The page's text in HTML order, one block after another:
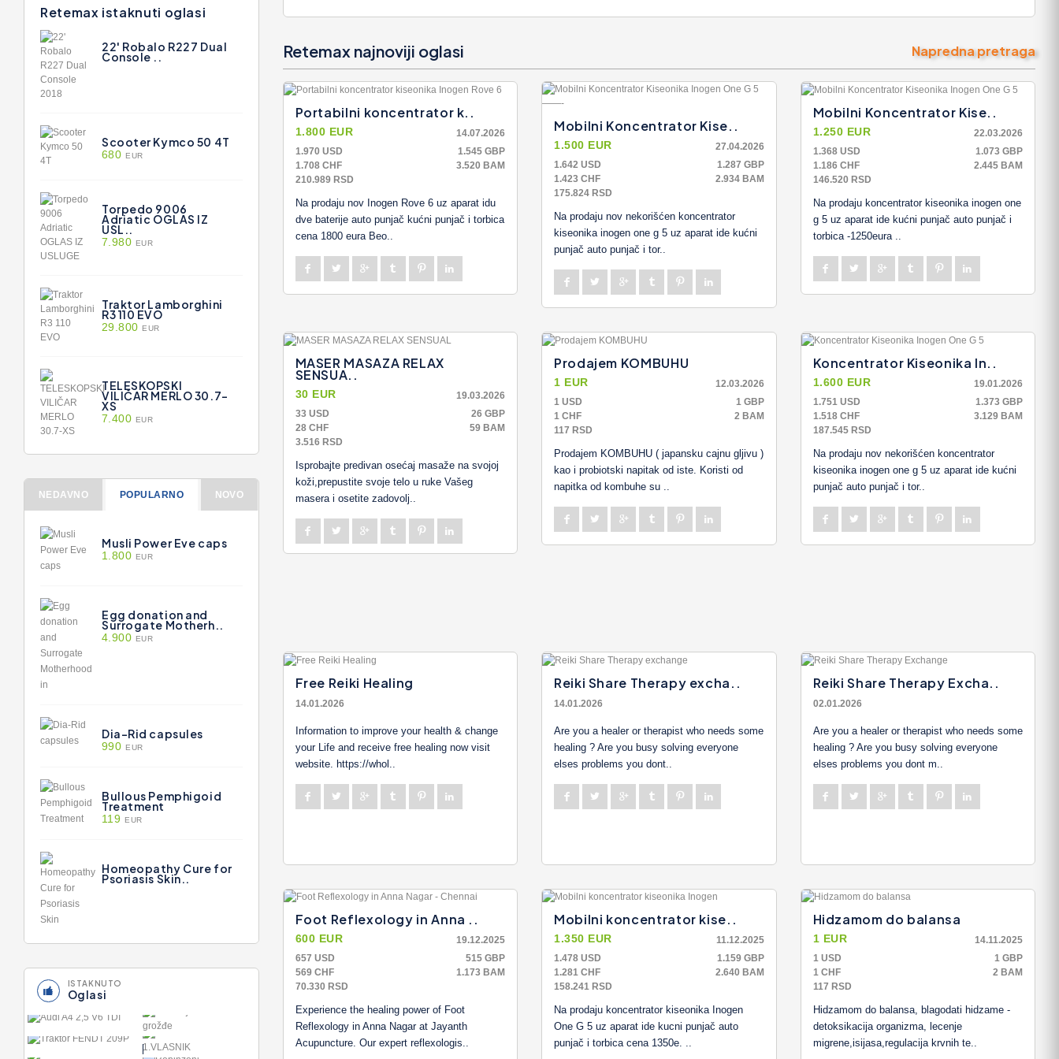
Retemax istaknuti oglasi
22' Robalo R227 Dual
Console ..
Scooter Kymco 50 4T
680 EUR
Torpedo 9006
Adriatic OGLAS IZ
USL..
7.980 EUR
Traktor Lamborghini
R3 110 EVO
29.800 EUR
TELESKOPSKI
VILIČAR MERLO 30.7-
XS
7.400 EUR
NEDAVNO POPULARNO NOVO
Musli Power Eve caps
1.800 EUR
Egg donation and
Surrogate Motherh..
4.900 EUR
Dia-Rid capsules
990 EUR
Bullous Pemphigoid
Treatment
119 EUR
Homeopathy Cure for
Psoriasis Skin..
ISTAKNUTO
Oglasi
ZA GROŽĐE
Napredna pretraga
Retemax najnoviji oglasi
Portabilni koncentrator k..
1.800 EUR
14.07.2026
1.970 USD
1.545 GBP
1.708 CHF
3.520 BAM
210.989 RSD
Na prodaju nov Inogen Rove 6 uz aparat idu
dve baterije auto punjač kućni punjač i torbica
cena 1800 eura Beo..
Mobilni Koncentrator Kise..
1.500 EUR
27.04.2026
1.642 USD
1.287 GBP
1.423 CHF
2.934 BAM
175.824 RSD
Na prodaju nov nekorišćen koncentrator
kiseonika inogen one g 5 uz aparat ide kućni
punjač auto punjač i tor..
Mobilni Koncentrator Kise..
1.250 EUR
22.03.2026
1.368 USD
1.073 GBP
1.186 CHF
2.445 BAM
146.520 RSD
Na prodaju koncentrator kiseonika inogen one
g 5 uz aparat ide kućni punjač auto punjač i
torbica -1250eura ..
MASER MASAZA RELAX
SENSUA..
30 EUR
19.03.2026
33 USD
26 GBP
28 CHF
59 BAM
3.516 RSD
Isprobajte predivan osećaj masaže na svojoj
koži,prepustite svoje telo u ruke Vašeg
masera i osetite zadovolj..
Prodajem KOMBUHU
1 EUR
12.03.2026
1 USD
1 GBP
1 CHF
2 BAM
117 RSD
Prodajem KOMBUHU ( japansku cajnu gljivu )
kao i probiotski napitak od iste. Koristi od
napitka od kombuhe su ..
Koncentrator Kiseonika In..
1.600 EUR
19.01.2026
1.751 USD
1.373 GBP
1.518 CHF
3.129 BAM
187.545 RSD
Na prodaju nov nekorišćen koncentrator
kiseonika inogen one g 5 uz aparat ide kućni
punjač auto punjač i tor..
Free Reiki Healing
14.01.2026
Information to improve your health & change
your Life and receive free healing now visit
website. https://whol..
Reiki Share Therapy excha..
14.01.2026
Are you a healer or therapist who needs some
healing ? Are you busy solving everyone
elses problems you dont..
Reiki Share Therapy Excha..
02.01.2026
Are you a healer or therapist who needs some
healing ? Are you busy solving everyone
elses problems you dont m..
Foot Reflexology in Anna ..
600 EUR
19.12.2025
657 USD
515 GBP
569 CHF
1.173 BAM
70.330 RSD
Experience the healing power of Foot
Reflexology in Anna Nagar at Jayanth
Acupuncture. Our expert reflexologis..
Mobilni koncentrator kise..
1.350 EUR
11.12.2025
1.478 USD
1.159 GBP
1.281 CHF
2.640 BAM
158.241 RSD
Na prodaju koncentrator kiseonika Inogen
One G 5 uz aparat ide kucni punjač auto
punjač i torbica cena 1350e. ..
Hidzamom do balansa
1 EUR
14.11.2025
1 USD
1 GBP
1 CHF
2 BAM
117 RSD
Hidzamom do balansa, blagodati hidzame -
detoksikacija organizma, lecenje
migrene,isijasa,regulacija krvnih te..